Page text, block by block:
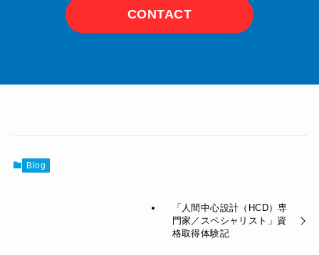
CONTACT
Blog
「人間中心設計（HCD）専
門家／スペシャリスト」資
格取得体験記